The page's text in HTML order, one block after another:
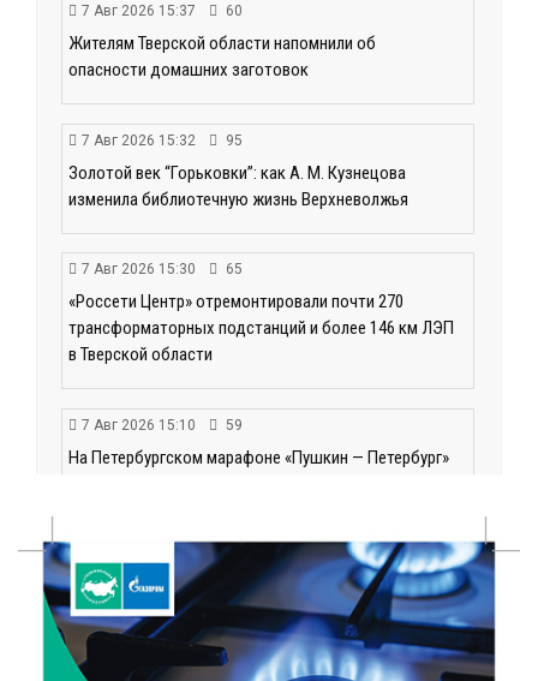
7 Авг 2026 15:37 60
Жителям Тверской области напомнили об
опасности домашних заготовок
7 Авг 2026 15:32 95
Золотой век “Горьковки”: как А. М. Кузнецова
изменила библиотечную жизнь Верхневолжья
7 Авг 2026 15:30 65
«Россети Центр» отремонтировали почти 270
трансформаторных подстанций и более 146 км ЛЭП
в Тверской области
7 Авг 2026 15:10 59
На Петербургском марафоне «Пушкин — Петербург»
7 Авг 2026 15:02
От звёздочек к чемпионам: в Твери отметили
заслуги тренеров и атлетов